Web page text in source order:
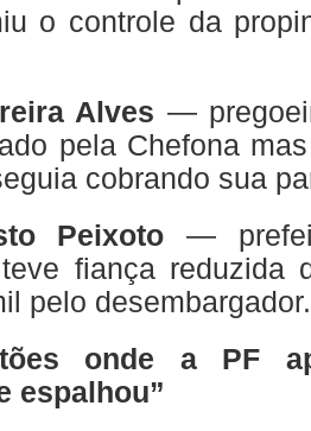
o controle da
Alves —
pela Chefona
cobrando sua
Peixoto —
fiança reduzida
pelo desembargador.
onde a PF
espalhou”